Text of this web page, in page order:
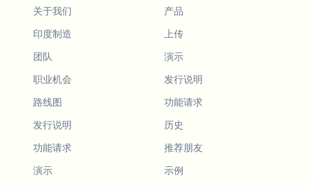
关于我们
印度制造
团队
职业机会
路线图
发行说明
功能请求
演示
产品
上传
演示
发行说明
功能请求
历史
推荐朋友
示例